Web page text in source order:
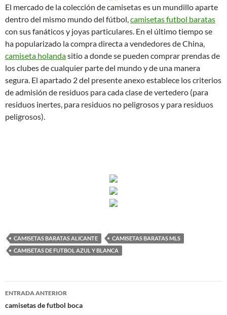
El mercado de la colección de camisetas es un mundillo aparte
dentro del mismo mundo del fútbol,camisetas futbol baratas
con sus fanáticos y joyas particulares. En el último tiempo se
ha popularizado la compra directa a vendedores de China,
camiseta holandasitio a donde se pueden comprar prendas de
los clubes de cualquier parte del mundo y de una manera
segura. El apartado 2 del presente anexo establece los criterios
de admisión de residuos para cada clase de vertedero (para
residuos inertes, para residuos no peligrosos y para residuos
peligrosos).
CAMISETAS BARATAS ALICANTE
CAMISETAS BARATAS MLS
CAMISETAS DE FUTBOL AZUL Y BLANCA
Navegación
de
ENTRADA ANTERIOR
camisetas de futbol boca